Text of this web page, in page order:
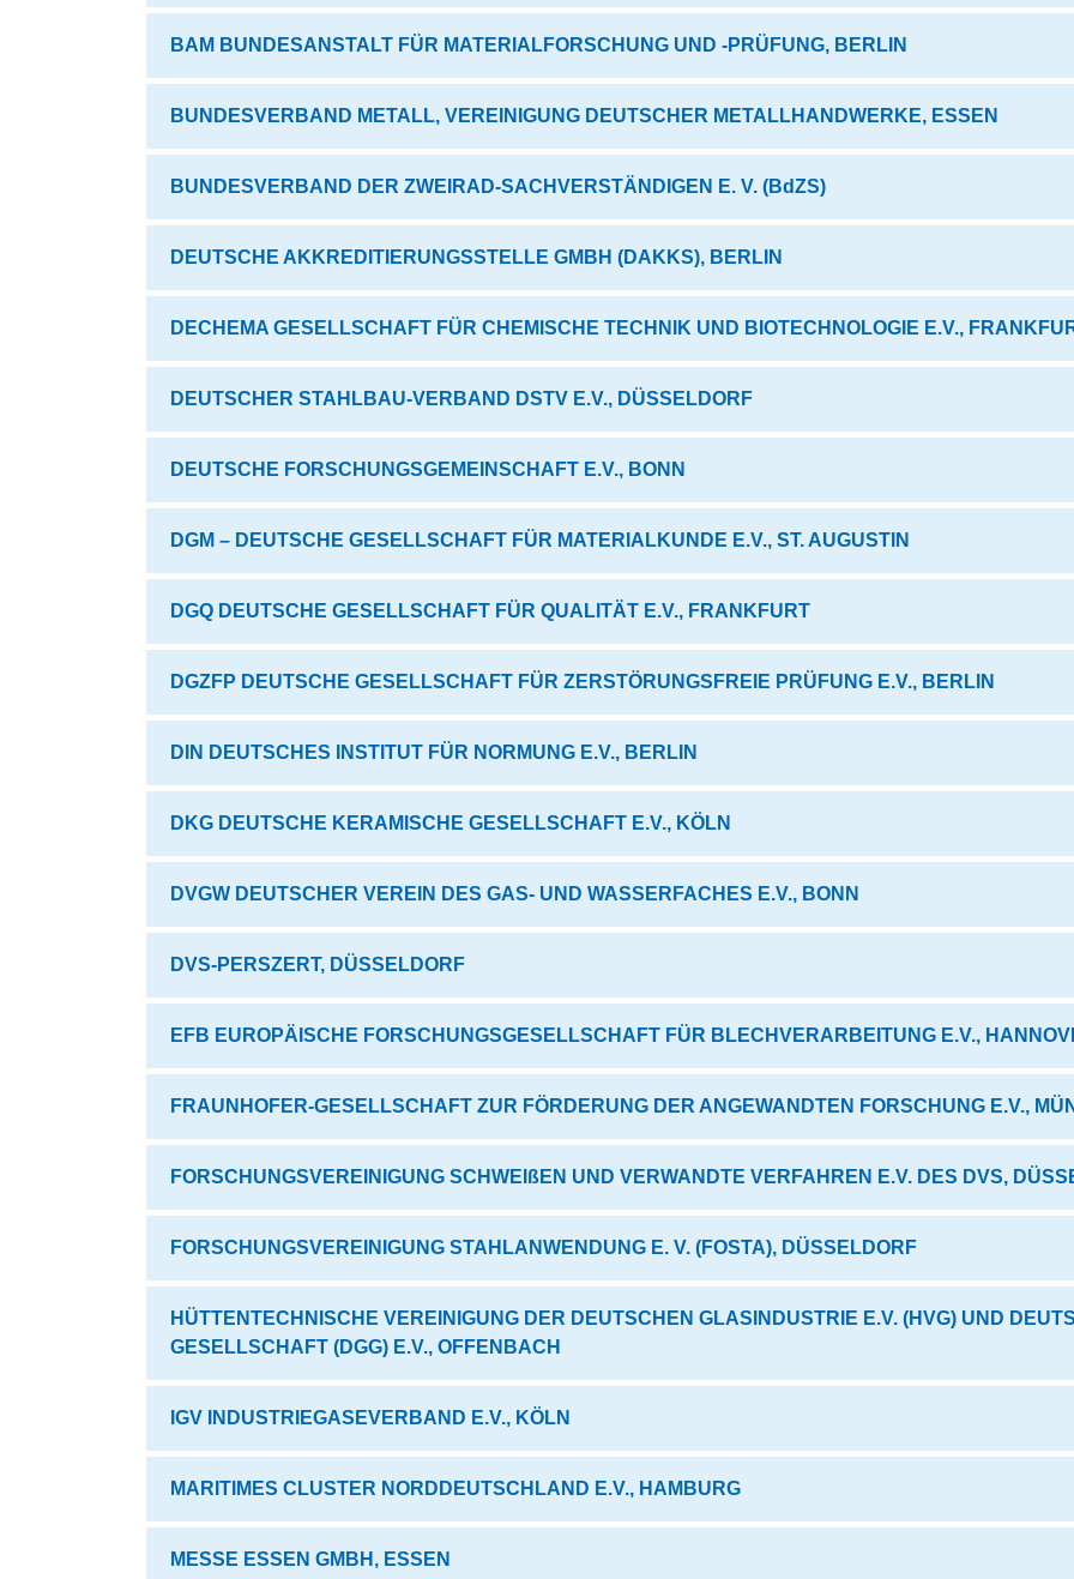
BAM BUNDESANSTALT FÜR MATERIALFORSCHUNG UND -PRÜFUNG, BERLIN
BUNDESVERBAND METALL, VEREINIGUNG DEUTSCHER METALLHANDWERKE, ESSEN
BUNDESVERBAND DER ZWEIRAD-SACHVERSTÄNDIGEN E. V. (BdZS)
DEUTSCHE AKKREDITIERUNGSSTELLE GMBH (DAKKS), BERLIN
DECHEMA GESELLSCHAFT FÜR CHEMISCHE TECHNIK UND BIOTECHNOLOGIE E.V.,
DEUTSCHER STAHLBAU-VERBAND DSTV E.V., DÜSSELDORF
DEUTSCHE FORSCHUNGSGEMEINSCHAFT E.V., BONN
DGM – DEUTSCHE GESELLSCHAFT FÜR MATERIALKUNDE E.V., ST. AUGUSTIN
DGQ DEUTSCHE GESELLSCHAFT FÜR QUALITÄT E.V., FRANKFURT
DGZFP DEUTSCHE GESELLSCHAFT FÜR ZERSTÖRUNGSFREIE PRÜFUNG E.V., BERLIN
DIN DEUTSCHES INSTITUT FÜR NORMUNG E.V., BERLIN
DKG DEUTSCHE KERAMISCHE GESELLSCHAFT E.V., KÖLN
DVGW DEUTSCHER VEREIN DES GAS- UND WASSERFACHES E.V., BONN
DVS-PERSZERT, DÜSSELDORF
EFB EUROPÄISCHE FORSCHUNGSGESELLSCHAFT FÜR BLECHVERARBEITUNG E.V.,
FRAUNHOFER-GESELLSCHAFT ZUR FÖRDERUNG DER ANGEWANDTEN FORSCHUNG E.V.,
FORSCHUNGSVEREINIGUNG SCHWEIßEN UND VERWANDTE VERFAHREN E.V. DES DVS,
FORSCHUNGSVEREINIGUNG STAHLANWENDUNG E. V. (FOSTA), DÜSSELDORF
HÜTTENTECHNISCHE VEREINIGUNG DER DEUTSCHEN GLASINDUSTRIE E.V. (HVG) UND
GESELLSCHAFT (DGG) E.V., OFFENBACH
IGV INDUSTRIEGASEVERBAND E.V., KÖLN
MARITIMES CLUSTER NORDDEUTSCHLAND E.V., HAMBURG
MESSE ESSEN GMBH, ESSEN